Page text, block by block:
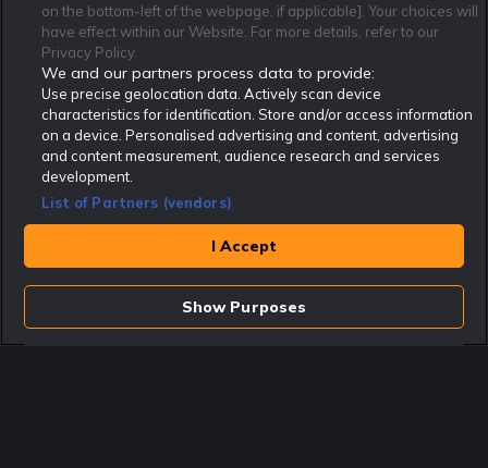
Rekatochklart.com är Sveriges ledande betting-community. 2017 nominerades
Rekatochklart som en av världens bästa spelinformations-sajter på spelbranschens egen
Oscarsgala EGR Awards.
Rekatochklart är oberoende och ej knutet till något specifikt spelbolag. Här hittar du
speltips, unika insättningsbonusar och erbjudanden från de största och mest seriösa
spelbolagen. En spelbok, spelskola, information om skador och avstängningar samt vårt
populära klotterplank.
Har du några frågor är du välkommen attkontakta oss
Copyright © Rekatochklart.com 2008-2026 - Alla rättigheter reserverade.
Spela ansvarsfullt. Åldersgränsen för spel är 18+ Har ditt spelande blivit ett
problem? Kontakta stödlinjen på 020-81 91 00. Odds kan ändras. Alla odds var
korrekta vid den tidpunkt de publicerades. Spel utan konto innebär att man
använder e-legitimation för registrering. Delar av innehållet på sajten är
kommersiellt innehåll.
Redaktionen Tipsarkiv Sportkalender
on the bottom-left of the webpage, if applicable]. Your choices will
have effect within our Website. For more details, refer to our
Privacy Policy.
We and our partners process data to provide:
Use precise geolocation data. Actively scan device
characteristics for identification. Store and/or access information
on a device. Personalised advertising and content, advertising
and content measurement, audience research and services
development.
List of Partners (vendors)
I Accept
Show Purposes